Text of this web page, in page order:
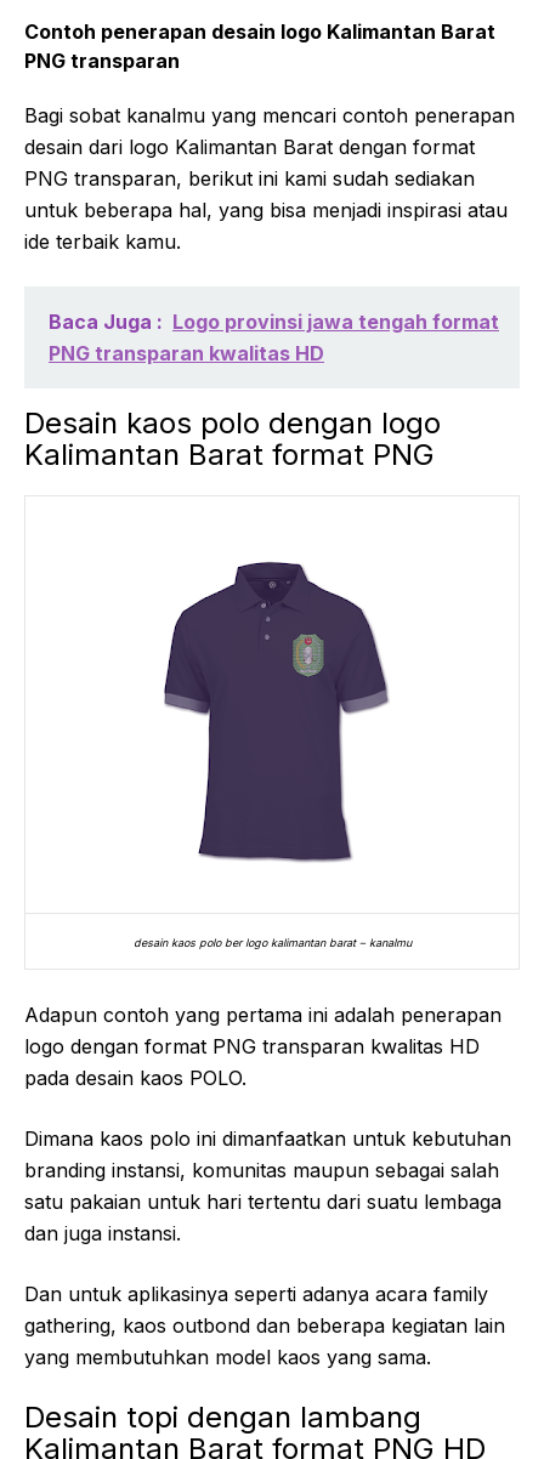
Contoh penerapan desain logo Kalimantan Barat
PNG transparan
Bagi sobat kanalmu yang mencari contoh penerapan
desain dari logo Kalimantan Barat dengan format
PNG transparan, berikut ini kami sudah sediakan
untuk beberapa hal, yang bisa menjadi inspirasi atau
ide terbaik kamu.
Baca Juga : Logo provinsi jawa tengah format
PNG transparan kwalitas HD
Desain kaos polo dengan logo
Kalimantan Barat format PNG
desain kaos polo ber logo kalimantan barat – kanalmu
Adapun contoh yang pertama ini adalah penerapan
logo dengan format PNG transparan kwalitas HD
pada desain kaos POLO.
Dimana kaos polo ini dimanfaatkan untuk kebutuhan
branding instansi, komunitas maupun sebagai salah
satu pakaian untuk hari tertentu dari suatu lembaga
dan juga instansi.
Dan untuk aplikasinya seperti adanya acara family
gathering, kaos outbond dan beberapa kegiatan lain
yang membutuhkan model kaos yang sama.
Desain topi dengan lambang
Kalimantan Barat format PNG HD